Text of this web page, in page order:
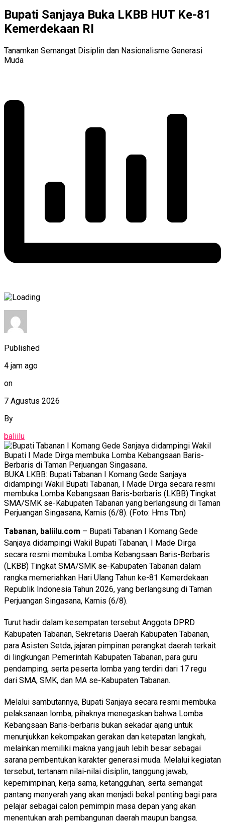
Bupati Sanjaya Buka LKBB HUT Ke-81
Kemerdekaan RI
Tanamkan Semangat Disiplin dan Nasionalisme Generasi
Muda
Published
4 jam ago
on
7 Agustus 2026
By
baliilu
BUKA LKBB: Bupati Tabanan I Komang Gede Sanjaya
didampingi Wakil Bupati Tabanan, I Made Dirga secara resmi
membuka Lomba Kebangsaan Baris-berbaris (LKBB) Tingkat
SMA/SMK se-Kabupaten Tabanan yang berlangsung di Taman
Perjuangan Singasana, Kamis (6/8). (Foto: Hms Tbn)
Tabanan, baliilu.com – Bupati Tabanan I Komang Gede
Sanjaya didampingi Wakil Bupati Tabanan, I Made Dirga
secara resmi membuka Lomba Kebangsaan Baris-Berbaris
(LKBB) Tingkat SMA/SMK se-Kabupaten Tabanan dalam
rangka memeriahkan Hari Ulang Tahun ke-81 Kemerdekaan
Republik Indonesia Tahun 2026, yang berlangsung di Taman
Perjuangan Singasana, Kamis (6/8).
Turut hadir dalam kesempatan tersebut Anggota DPRD
Kabupaten Tabanan, Sekretaris Daerah Kabupaten Tabanan,
para Asisten Setda, jajaran pimpinan perangkat daerah terkait
di lingkungan Pemerintah Kabupaten Tabanan, para guru
pendamping, serta peserta lomba yang terdiri dari 17 regu
dari SMA, SMK, dan MA se-Kabupaten Tabanan.
Melalui sambutannya, Bupati Sanjaya secara resmi membuka
pelaksanaan lomba, pihaknya menegaskan bahwa Lomba
Kebangsaan Baris-berbaris bukan sekadar ajang untuk
menunjukkan kekompakan gerakan dan ketepatan langkah,
melainkan memiliki makna yang jauh lebih besar sebagai
sarana pembentukan karakter generasi muda. Melalui kegiatan
tersebut, tertanam nilai-nilai disiplin, tanggung jawab,
kepemimpinan, kerja sama, ketangguhan, serta semangat
pantang menyerah yang akan menjadi bekal penting bagi para
pelajar sebagai calon pemimpin masa depan yang akan
menentukan arah pembangunan daerah maupun bangsa.